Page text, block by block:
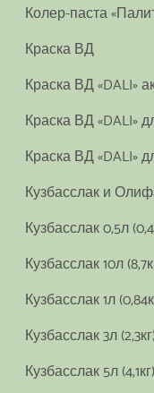
Колер-паста
Краска ВД
Краска ВД «DALI»
Краска ВД «DALI»
Краска ВД «DALI»
Кузбасслак и
Кузбасслак 0,5л
Кузбасслак 10л
Кузбасслак 1л
Кузбасслак 3л
Кузбасслак 5л (4,1кг)